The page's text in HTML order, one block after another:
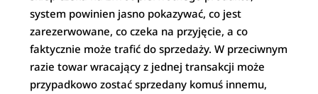
system powinien jasno pokazywać, co jest
zarezerwowane, co czeka na przyjęcie, a co
faktycznie może trafić do sprzedaży. W przeciwnym
razie towar wracający z jednej transakcji może
przypadkowo zostać sprzedany komuś innemu,